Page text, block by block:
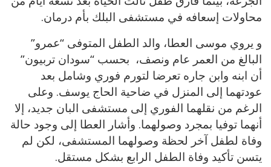
محاولات إسعافه في مستشفى البلك بأم درمان.
و يروي موسى العطا، والد الطفل المتوفى “عمرو”
البالغ من العمر عام ونصف، بحسب “سودان تربيون”
أن ابنه وابن جاره تعرضا لتورم فوري وشامل بعد
عودتهما إلى المنزل في ضاحية الحاج يوسف. وعلى
الرغم من نقلهما الفوري إلى مستشفى البان جديد، إلا
أنهما توفيا بمجرد وصولهما. وأشار العطا إلى وجود حالة
وفاة لطفل آخر لحظة وصولهما المستشفى، لكن لم
يتسن تأكيد وفاة الطفل الرابع بشكل مستقل.